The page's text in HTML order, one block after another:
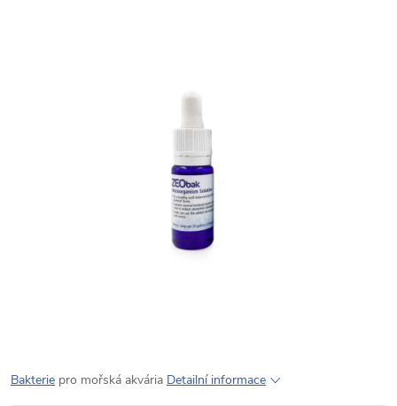
Bakterie pro mořská akvária Detailní informace